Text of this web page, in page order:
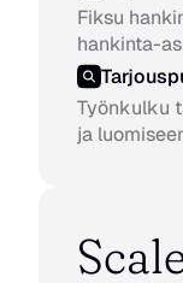
Fiksu
hankinta-
Työnkulku
ja